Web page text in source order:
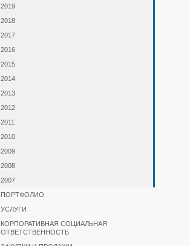
2019
2018
2017
2016
2015
2014
2013
2012
2011
2010
2009
2008
2007
ПОРТФОЛИО
УСЛУГИ
КОРПОРАТИВНАЯ СОЦИАЛЬНАЯ
ОТВЕТСТВЕННОСТЬ